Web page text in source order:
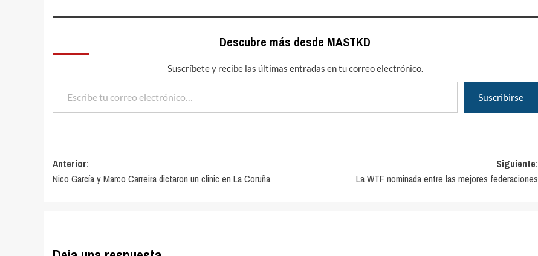
Descubre más desde MASTKD
Suscríbete y recibe las últimas entradas en tu correo electrónico.
Escribe tu correo electrónico…
Suscribirse
Navegación
de
Anterior:
Nico García y Marco Carreira dictaron un clinic en La Coruña
Siguiente:
La WTF nominada entre las mejores federaciones